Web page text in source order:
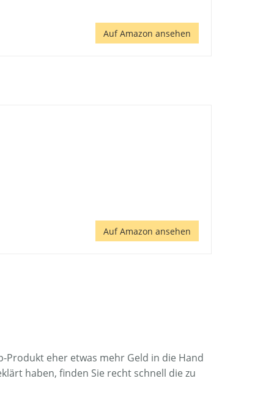
Auf Amazon ansehen
Auf Amazon ansehen
Produkt eher etwas mehr Geld in die Hand
haben, finden Sie recht schnell die zu